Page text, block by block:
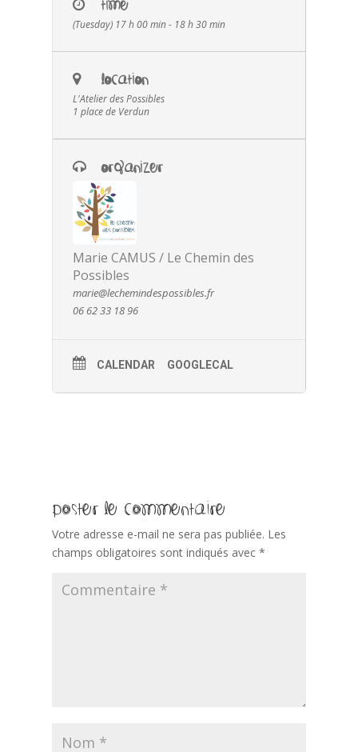
TIME
(Tuesday) 17 h 00 min - 18 h 30 min
LOCATION
L'Atelier des Possibles
1 place de Verdun
ORGANIZER
Marie CAMUS / Le Chemin des
Possibles
marie@lechemindespossibles.fr
06 62 33 18 96
CALENDAR GOOGLECAL
Poster le commentaire
Votre adresse e-mail ne sera pas publiée. Les
champs obligatoires sont indiqués avec *